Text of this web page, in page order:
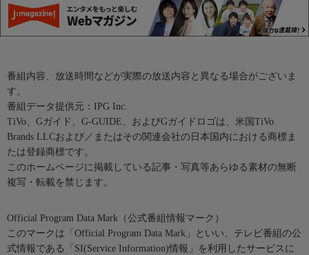
番組内容、放送時間などが実際の放送内容と異なる場合がございま
す。
番組データ提供元：IPG Inc.
TiVo、Gガイド、G-GUIDE、およびGガイドロゴは、米国TiVo
Brands LLCおよび／またはその関連会社の日本国内における商標ま
たは登録商標です。
このホームページに掲載している記事・写真等あらゆる素材の無断
複写・転載を禁じます。
Official Program Data Mark（公式番組情報マーク）
このマークは「Official Program Data Mark」といい、テレビ番組の公
式情報である「SI(Service Information)情報」を利用したサービスに